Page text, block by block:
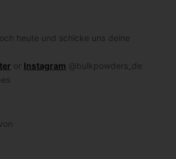
heute und schicke uns deine
or Instagram @bulkpowders_de